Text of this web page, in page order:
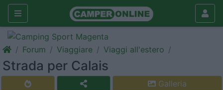
Forum Viaggiare Viaggi all'estero
Strada per Calais
Galleria